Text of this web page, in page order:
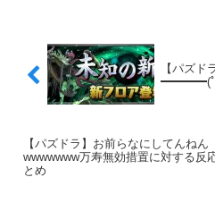
【パズド
━━━━(ﾟ
【パズドラ】お前らなにしてんねん
wwwwwww万寿無効措置に対する反
とめ